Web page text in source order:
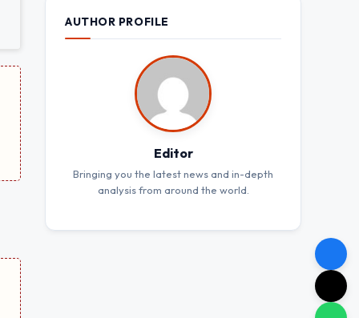
AUTHOR PROFILE
Editor
Bringing you the latest news and in-depth
analysis from around the world.